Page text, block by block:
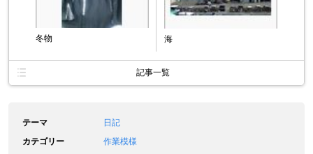
冬物 海
記事一覧
テーマ
日記
カテゴリー
作業模様